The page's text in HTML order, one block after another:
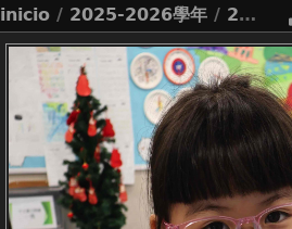
inicio / 2025-2026學年 / 2526_母親節心意花束「快閃」活動